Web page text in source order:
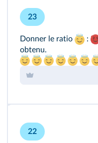
23
Donner le ratio :
obtenu.
22